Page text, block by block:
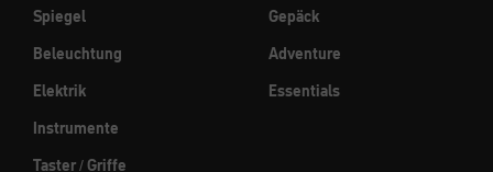
Spiegel
Beleuchtung
Elektrik
Instrumente
Taster / Griffe
Gepäck
Adventure
Essentials